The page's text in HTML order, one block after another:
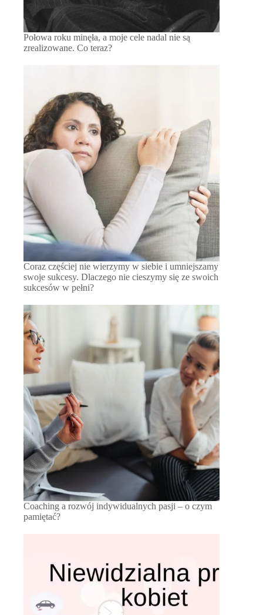
Połowa roku minęła, a moje cele nadal nie są
zrealizowane. Co teraz?
Coraz częściej nie wierzymy w siebie i umniejszamy
swoje sukcesy. Dlaczego nie cieszymy się ze swoich
sukcesów w pełni?
Coaching a rozwój indywidualnych pasji – o czym
pamiętać?